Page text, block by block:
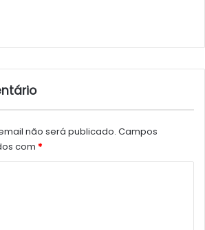
não será publicado. Campos
com *